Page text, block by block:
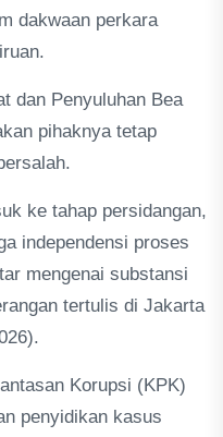
dakwaan perkara
dan Penyuluhan Bea
pihaknya tetap
ke tahap persidangan,
independensi proses
mengenai substansi
tertulis di Jakarta
Korupsi (KPK)
penyidikan kasus